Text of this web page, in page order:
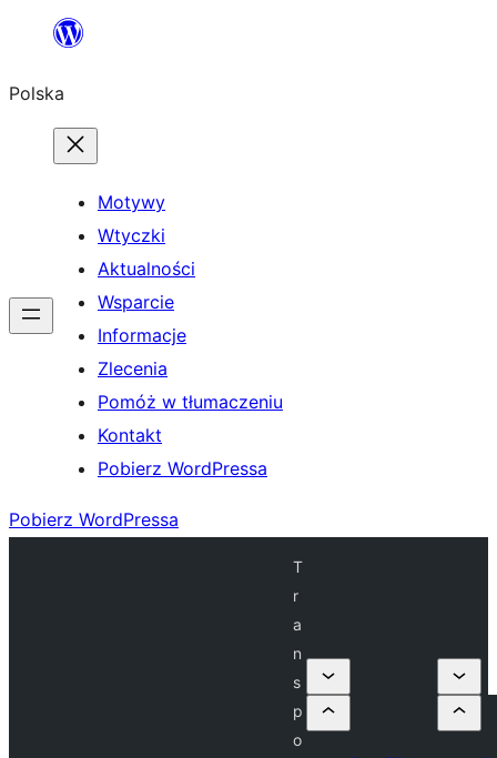
Przejdź
treści
Polska
Motywy
Wtyczki
Aktualności
Wsparcie
Informacje
Zlecenia
Pomóż w tłumaczeniu
Kontakt
Pobierz WordPressa
Pobierz WordPressa
T
r
a
n
s
p
o